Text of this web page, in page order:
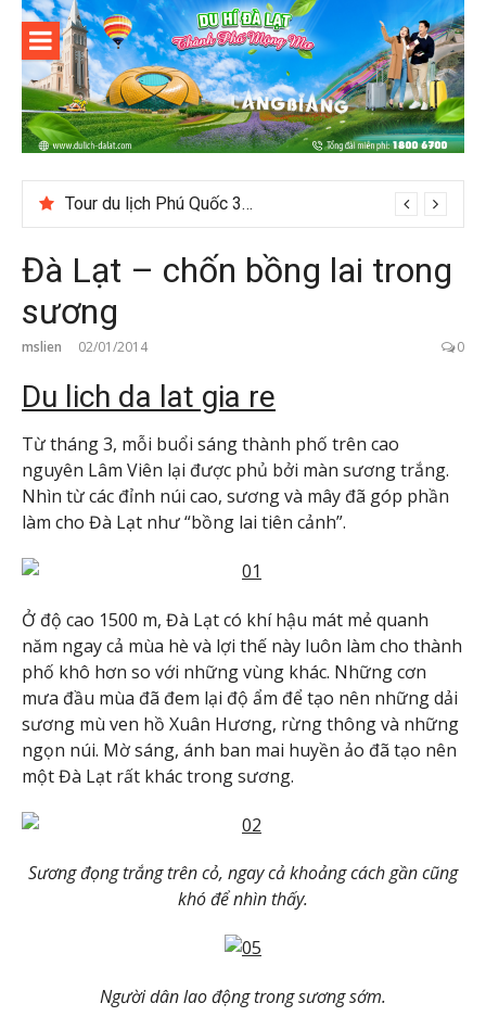
Skip
content
Du lịch Đà
Lạt
Tour du lịch Phú Quốc 3N3D: Hành trình khám phá đảo Ngọc
Đà Lạt – chốn bồng lai trong
sương
mslien 02/01/2014 0
Du lich da lat gia re
Từ tháng 3, mỗi buổi sáng thành phố trên cao
nguyên Lâm Viên lại được phủ bởi màn sương trắng.
Nhìn từ các đỉnh núi cao, sương và mây đã góp phần
làm cho Đà Lạt như “bồng lai tiên cảnh”.
Ở độ cao 1500 m, Đà Lạt có khí hậu mát mẻ quanh
năm ngay cả mùa hè và lợi thế này luôn làm cho thành
phố khô hơn so với những vùng khác. Những cơn
mưa đầu mùa đã đem lại độ ẩm để tạo nên những dải
sương mù ven hồ Xuân Hương, rừng thông và những
ngọn núi. Mờ sáng, ánh ban mai huyền ảo đã tạo nên
một Đà Lạt rất khác trong sương.
Sương đọng trắng trên cỏ, ngay cả khoảng cách gần cũng
khó để nhìn thấy.
Người dân lao động trong sương sớm.